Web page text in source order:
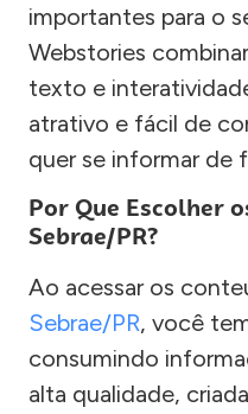
importantes para o
Webstories
texto e
atrativo e fácil de
quer se informar de
Por Que Escolher
Sebrae/PR?
Ao acessar os
Sebrae/PR, você
consumindo
alta qualidade,